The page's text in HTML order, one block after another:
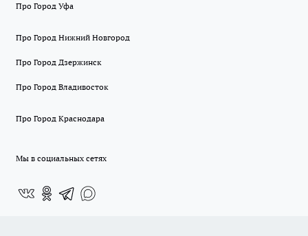
Про Город Уфа
Про Город Нижний Новгород
Про Город Дзержинск
Про Город Владивосток
Про Город Краснодара
Мы в социальных сетях